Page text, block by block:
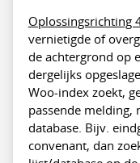
Oplossingsrichting
vernietigde of
de achtergrond op
dergelijks
Woo-index zoekt,
passende melding,
database. Bijv.
convenant, dan